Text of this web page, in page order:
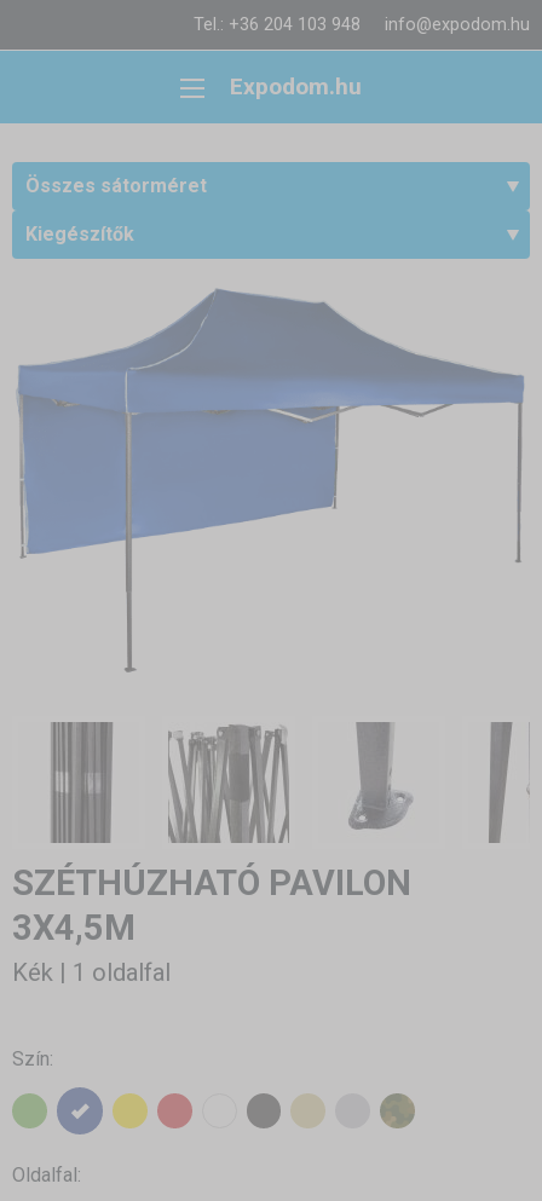
Tel.: +36 204 103 948 info@expodom.hu
Expodom.hu
Összes sátorméret
Kiegészítők
SZÉTHÚZHATÓ PAVILON
3X4,5M
Kék | 1 oldalfal
Szín:
Oldalfal: